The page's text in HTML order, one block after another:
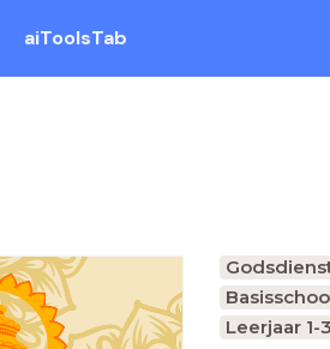
aiToolsTab
Leerjaar 1-3